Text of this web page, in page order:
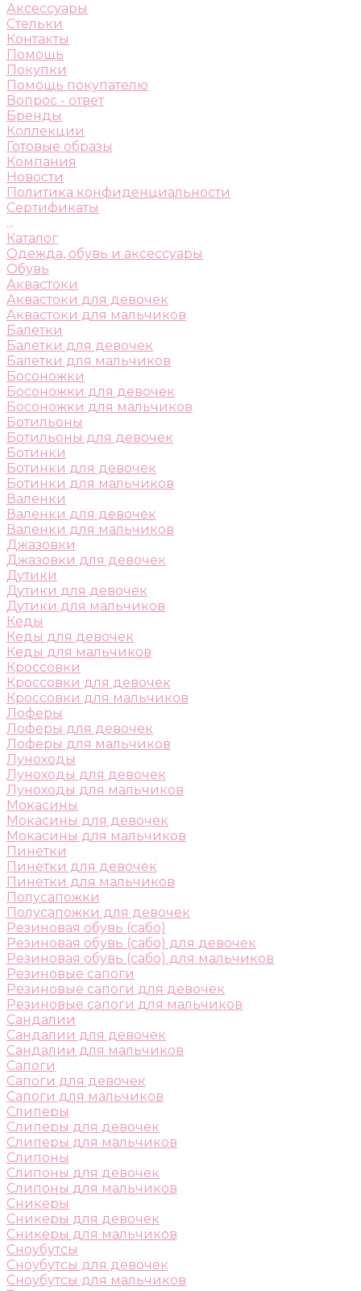
Аксессуары
Стельки
Контакты
Помощь
Покупки
Помощь покупателю
Вопрос - ответ
Бренды
Коллекции
Готовые образы
Компания
Новости
Политика конфиденциальности
Сертификаты
...
Каталог
Одежда, обувь и аксессуары
Обувь
Аквастоки
Аквастоки для девочек
Аквастоки для мальчиков
Балетки
Балетки для девочек
Балетки для мальчиков
Босоножки
Босоножки для девочек
Босоножки для мальчиков
Ботильоны
Ботильоны для девочек
Ботинки
Ботинки для девочек
Ботинки для мальчиков
Валенки
Валенки для девочек
Валенки для мальчиков
Джазовки
Джазовки для девочек
Дутики
Дутики для девочек
Дутики для мальчиков
Кеды
Кеды для девочек
Кеды для мальчиков
Кроссовки
Кроссовки для девочек
Кроссовки для мальчиков
Лоферы
Лоферы для девочек
Лоферы для мальчиков
Луноходы
Луноходы для девочек
Луноходы для мальчиков
Мокасины
Мокасины для девочек
Мокасины для мальчиков
Пинетки
Пинетки для девочек
Пинетки для мальчиков
Полусапожки
Полусапожки для девочек
Резиновая обувь (сабо)
Резиновая обувь (сабо) для девочек
Резиновая обувь (сабо) для мальчиков
Резиновые сапоги
Резиновые сапоги для девочек
Резиновые сапоги для мальчиков
Сандалии
Сандалии для девочек
Сандалии для мальчиков
Сапоги
Сапоги для девочек
Сапоги для мальчиков
Слиперы
Слиперы для девочек
Слиперы для мальчиков
Слипоны
Слипоны для девочек
Слипоны для мальчиков
Сникеры
Сникеры для девочек
Сникеры для мальчиков
Сноубутсы
Сноубутсы для девочек
Сноубутсы для мальчиков